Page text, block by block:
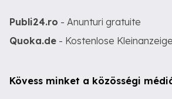
Publi24.ro - Anunturi gratuite
Quoka.de - Kostenlose
Kövess minket a közösségi